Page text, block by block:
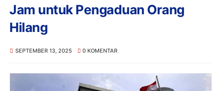
Jam untuk Pengaduan Orang
Hilang
SEPTEMBER 13, 2025 0 KOMENTAR